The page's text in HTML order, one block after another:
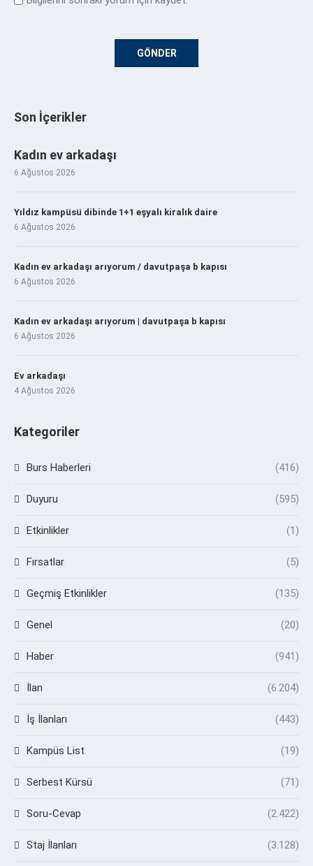
Son İçerikler
Kadın ev arkadaşı
6 Ağustos 2026
Yıldız kampüsü dibinde 1+1 eşyalı kiralık daire
6 Ağustos 2026
Kadın ev arkadaşı arıyorum / davutpaşa b kapısı
6 Ağustos 2026
Kadın ev arkadaşı arıyorum | davutpaşa b kapısı
6 Ağustos 2026
Ev arkadaşı
4 Ağustos 2026
Kategoriler
Burs Haberleri (416)
Duyuru (595)
Etkinlikler (1)
Fırsatlar (5)
Geçmiş Etkinlikler (135)
Genel (20)
Haber (941)
İlan (6.204)
İş İlanları (443)
Kampüs List (19)
Serbest Kürsü (71)
Soru-Cevap (2.422)
Staj İlanları (3.128)